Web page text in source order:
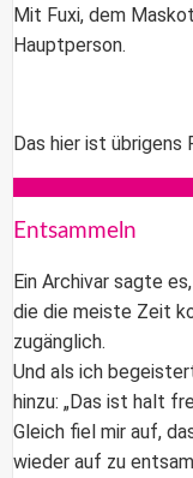
Mit Fuxi, dem
Hauptperson.
Das hier ist übrigens
Entsammeln
Ein Archivar sagte
die die meiste Zeit
zugänglich.
Und als ich
hinzu: „Das ist halt
Gleich fiel mir auf,
wieder auf zu